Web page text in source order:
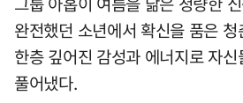
완전했던 소년에서 확신을 품은
한층 깊어진 감성과 에너지로 자
풀어냈다.